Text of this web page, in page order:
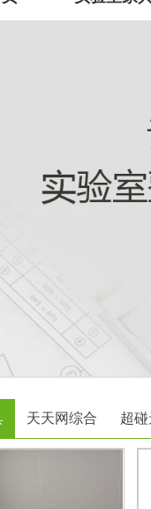
天天网综合 超